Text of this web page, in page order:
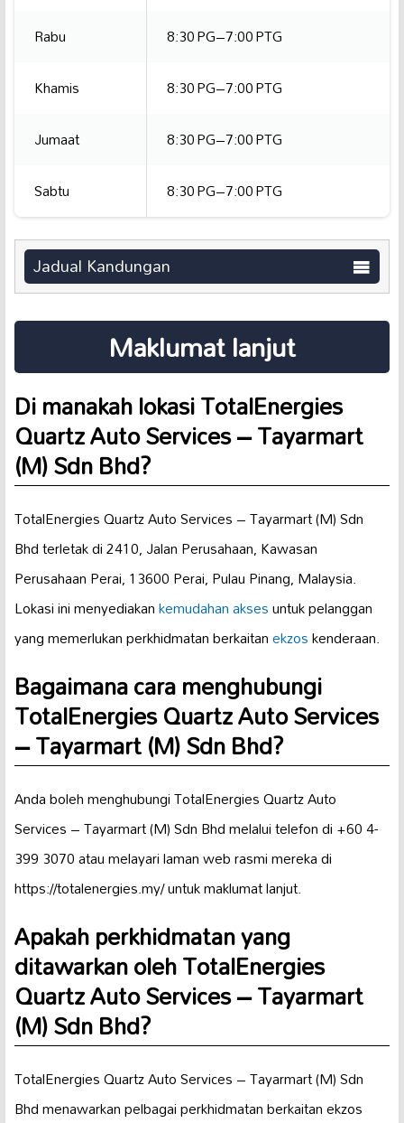
Rabu
8:30 PG–7:00 PTG
Khamis
8:30 PG–7:00 PTG
Jumaat
8:30 PG–7:00 PTG
Sabtu
8:30 PG–7:00 PTG
Jadual Kandungan
Maklumat lanjut
Di manakah lokasi TotalEnergies
Quartz Auto Services – Tayarmart
(M) Sdn Bhd?
TotalEnergies Quartz Auto Services – Tayarmart (M) Sdn
Bhd terletak di 2410, Jalan Perusahaan, Kawasan
Perusahaan Perai, 13600 Perai, Pulau Pinang, Malaysia.
Lokasi ini menyediakankemudahan aksesuntuk pelanggan
yang memerlukan perkhidmatan berkaitanekzoskenderaan.
Bagaimana cara menghubungi
TotalEnergies Quartz Auto Services
– Tayarmart (M) Sdn Bhd?
Anda boleh menghubungi TotalEnergies Quartz Auto
Services – Tayarmart (M) Sdn Bhd melalui telefon di +60 4-
399 3070 atau melayari laman web rasmi mereka di
https://totalenergies.my/ untuk maklumat lanjut.
Apakah perkhidmatan yang
ditawarkan oleh TotalEnergies
Quartz Auto Services – Tayarmart
(M) Sdn Bhd?
TotalEnergies Quartz Auto Services – Tayarmart (M) Sdn
Bhd menawarkan pelbagai perkhidmatan berkaitan ekzos